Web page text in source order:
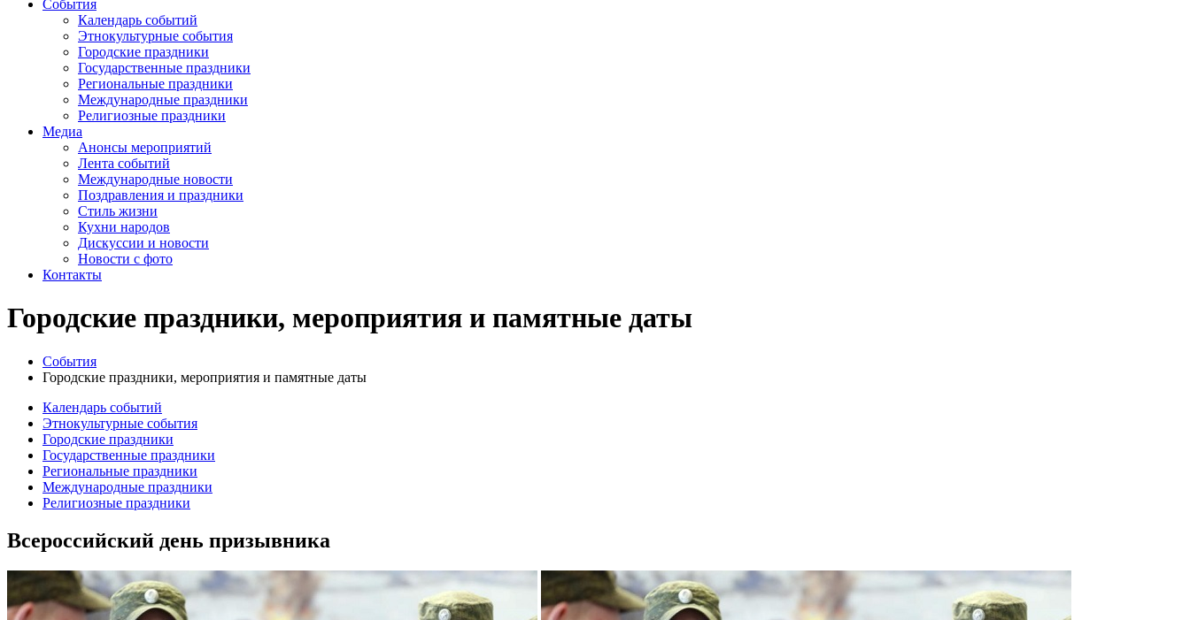
События
Календарь событий
Этнокультурные события
Городские праздники
Государственные праздники
Региональные праздники
Международные праздники
Религиозные праздники
Медиа
Анонсы мероприятий
Лента событий
Международные новости
Поздравления и праздники
Cтиль жизни
Кухни народов
Дискуссии и новости
Новости с фото
Контакты
Городские праздники, мероприятия и памятные даты
События
Городские праздники, мероприятия и памятные даты
Календарь событий
Этнокультурные события
Городские праздники
Государственные праздники
Региональные праздники
Международные праздники
Религиозные праздники
Всероссийский день призывника